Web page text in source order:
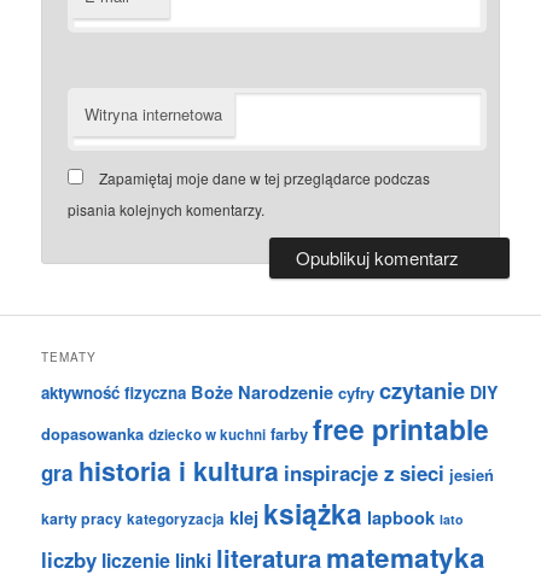
Witryna internetowa
Zapamiętaj moje dane w tej przeglądarce podczas
pisania kolejnych komentarzy.
TEMATY
aktywność fizyczna Boże Narodzenie cyfry czytanie DIY
dopasowanka dziecko w kuchni farby free printable
gra historia i kultura inspiracje z sieci jesień
karty pracy kategoryzacja klej książka lapbook lato
liczby liczenie linki literaturamatematyka